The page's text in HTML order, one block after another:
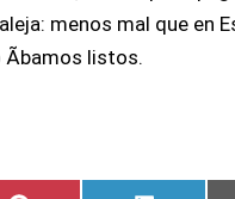
menos mal que en
Ã­bamos listos.